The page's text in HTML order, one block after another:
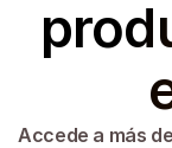
Accede a más